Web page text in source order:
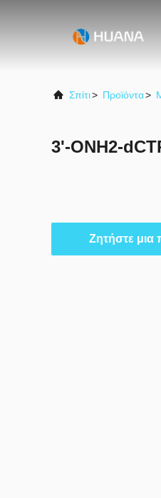
Σπίτι> Προϊόντα>
3'-ONH2-
Ζητήστε